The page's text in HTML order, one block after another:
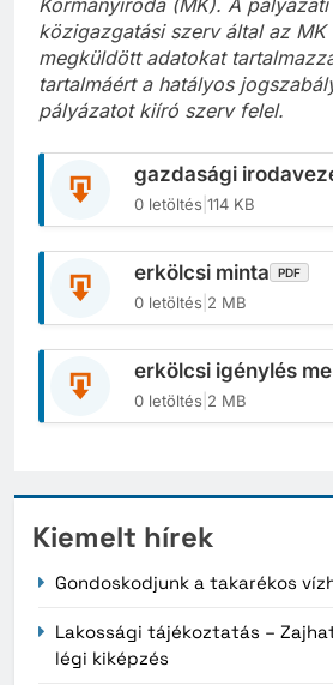
Kormányiroda (MK). A
közigazgatási szerv által az MK
megküldött adatokat
tartalmáért a hatályos
pályázatot kiíró szerv felel.
gazdasági
0 letöltés 114 KB
erkölcsi minta PDF
0 letöltés 2 MB
erkölcsi igénylés
0 letöltés 2 MB
Kiemelt hírek
Gondoskodjunk a takarékos
Lakossági tájékoztatás –
légi kiképzés